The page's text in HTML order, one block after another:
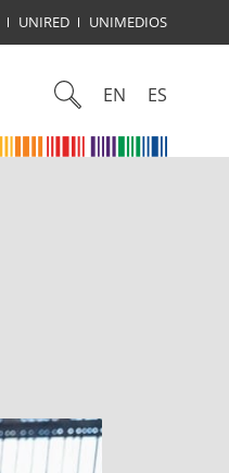
UNIRED UNIMEDIOS
EN ES